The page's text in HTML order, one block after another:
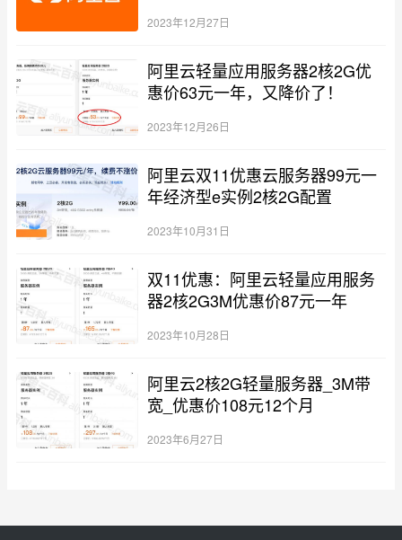
2023年12月27日
阿里云轻量应用服务器2核2G优
惠价63元一年，又降价了！
2023年12月26日
阿里云双11优惠云服务器99元一
年经济型e实例2核2G配置
2023年10月31日
双11优惠：阿里云轻量应用服务
器2核2G3M优惠价87元一年
2023年10月28日
阿里云2核2G轻量服务器_3M带
宽_优惠价108元12个月
2023年6月27日